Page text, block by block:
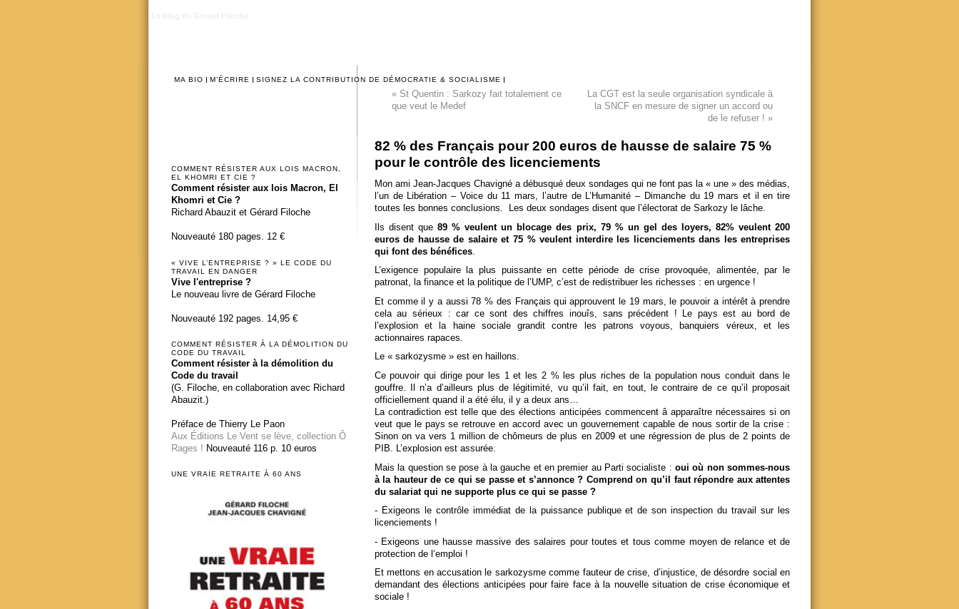
MA BIO M’ÉCRIRE SIGNEZ LA CONTRIBUTION DE DÉMOCRATIE & SOCIALISME
«St Quentin : Sarkozy fait totalement ce
que veut le Medef
La CGT est la seule organisation syndicale à
la SNCF en mesure de signer un accord ou
de le refuser !»
82 % des Français pour 200 euros de hausse de salaire 75 %
pour le contrôle des licenciements
Mon ami Jean-Jacques Chavigné a débusqué deux sondages qui ne font pas la « une » des médias,
l’un de Libération – Voice du 11 mars, l’autre de L’Humanité – Dimanche du 19 mars et il en tire
toutes les bonnes conclusions. Les deux sondages disent que l’électorat de Sarkozy le lâche.
Ils disent que89 % veulent un blocage des prix, 79 % un gel des loyers, 82% veulent 200
euros de hausse de salaire et 75 % veulent interdire les licenciements dans les entreprises
qui font des bénéfices.
L’exigence populaire la plus puissante en cette période de crise provoquée, alimentée, par le
patronat, la finance et la politique de l’UMP, c’est de redistribuer les richesses : en urgence !
Et comme il y a aussi 78 % des Français qui approuvent le 19 mars, le pouvoir a intérêt à prendre
cela au sérieux : car ce sont des chiffres inouîs, sans précédent ! Le pays est au bord de
l’explosion et la haine sociale grandit contre les patrons voyous, banquiers véreux, et les
actionnaires rapaces.
Le « sarkozysme » est en haillons.
Ce pouvoir qui dirige pour les 1 et les 2 % les plus riches de la population nous conduit dans le
gouffre. Il n’a d’ailleurs plus de légitimité, vu qu’il fait, en tout, le contraire de ce qu’il proposait
officiellement quand il a été élu, il y a deux ans…
La contradiction est telle que des élections anticipées commencent â apparaître nécessaires si on
veut que le pays se retrouve en accord avec un gouvernement capable de nous sortir de la crise :
Sinon on va vers 1 million de chômeurs de plus en 2009 et une régression de plus de 2 points de
PIB. L’explosion est assurée.
Mais la question se pose à la gauche et en premier au Parti socialiste :oui où non sommes-nous
à la hauteur de ce qui se passe et s’annonce ? Comprend on qu’il faut répondre aux attentes
du salariat qui ne supporte plus ce qui se passe ?
- Exigeons le contrôle immédiat de la puissance publique et de son inspection du travail sur les
licenciements !
- Exigeons une hausse massive des salaires pour toutes et tous comme moyen de relance et de
protection de l‘emploi !
Et mettons en accusation le sarkozysme comme fauteur de crise, d’injustice, de désordre social en
demandant des élections anticipées pour faire face à la nouvelle situation de crise économique et
sociale !
COMMENT RÉSISTER AUX LOIS MACRON,
EL KHOMRI ET CIE ?
Comment résister aux lois Macron, El
Khomri et Cie ?
Richard Abauzit et Gérard Filoche
Nouveauté 180 pages. 12 €
« VIVE L’ENTREPRISE ? » LE CODE DU
TRAVAIL EN DANGER
Vive l'entreprise ?
Le nouveau livre de Gérard Filoche
Nouveauté 192 pages. 14,95 €
COMMENT RÉSISTER À LA DÉMOLITION DU
CODE DU TRAVAIL
Comment résister à la démolition du
Code du travail
(G. Filoche, en collaboration avec Richard
Abauzit.)
Préface de Thierry Le Paon
Aux Éditions Le Vent se lève, collection Ô
Rages ! Nouveauté 116 p. 10 euros
UNE VRAIE RETRAITE À 60 ANS